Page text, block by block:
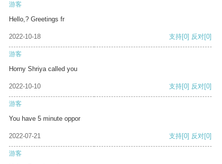
游客
Hello,? Greetings fr
2022-10-18 支持[0] 反对[0]
游客
Horny Shriya called you
2022-10-10 支持[0] 反对[0]
游客
You have 5 minute oppor
2022-07-21 支持[0] 反对[0]
游客